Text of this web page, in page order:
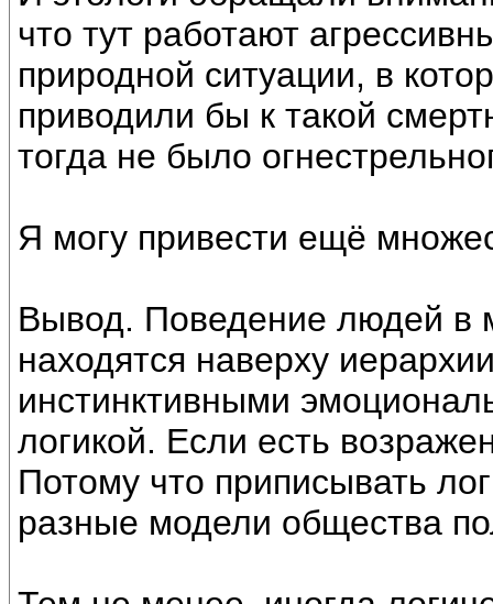
что тут работают
природной ситуации, в
приводили бы к такой
тогда не было
Я могу привести ещё
Вывод. Поведение людей в
находятся наверху
инстинктивными
логикой. Если есть
Потому что приписывать
разные модели общества